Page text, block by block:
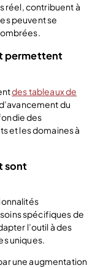
réel, contribuent à
peuvent se
permettent
des tableaux de
du
des
et les domaines à
sont
spécifiques de
l’outil à des
uniques.
une augmentation